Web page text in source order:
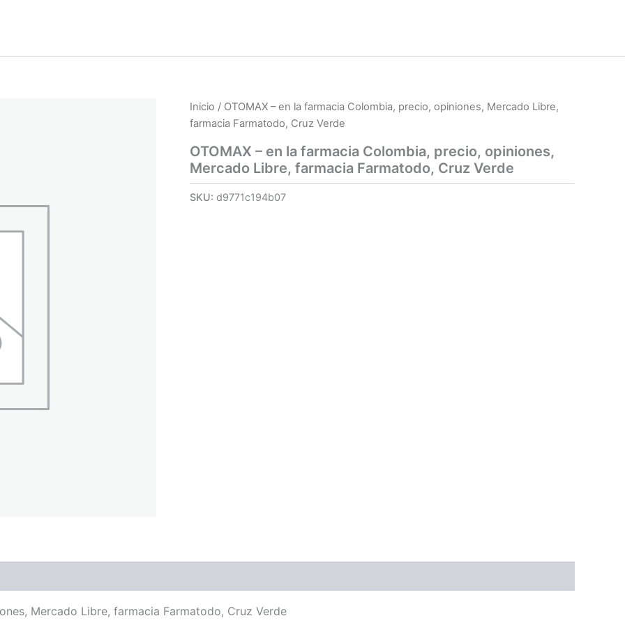
Inicio / OTOMAX – en la farmacia Colombia, precio, opiniones, Mercado Libre,
farmacia Farmatodo, Cruz Verde
OTOMAX – en la farmacia Colombia, precio, opiniones,
Mercado Libre, farmacia Farmatodo, Cruz Verde
SKU: d9771c194b07
Mercado Libre, farmacia Farmatodo, Cruz Verde